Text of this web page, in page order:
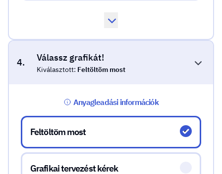
4. Válassz grafikát!
Kiválasztott: Feltöltöm most
Anyagleadási információk
Válassz grafikát!
Feltöltöm most
Grafikai tervezést kérek